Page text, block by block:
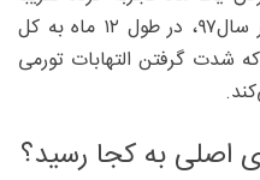
برابر با فشار قیمتی‌ای است که در سال۹۷، در طول ۱۲ ماه به کل
شدت گرفتن التهابات تورمی
اصلی به کجا رسید؟